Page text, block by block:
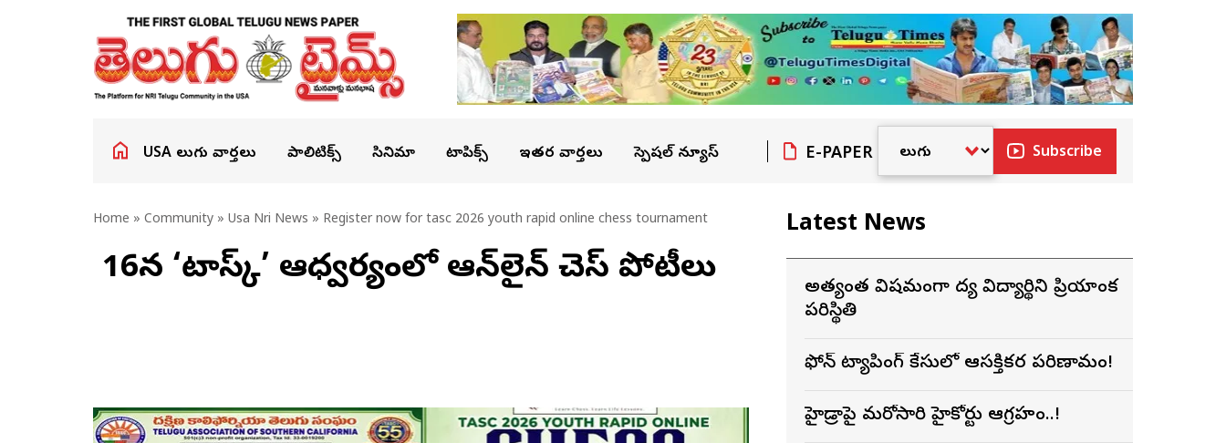
USA తెలుగు వార్తలు పాలిటిక్స్ సినిమా టాపిక్స్ ఇతర వార్తలు స్పెషల్ న్యూస్ E-PAPER Subscribe
Home » Community » Usa Nri News » Register now for tasc 2026 youth rapid online chess tournament
మే 16న ‘టాస్క్’ ఆధ్వర్యంలో ఆన్‌లైన్ చెస్ పోటీలు
Latest News
అత్యంత విషమంగా వైద్య విద్యార్థిని ప్రియాంక
పరిస్థితి
ఫోన్ ట్యాపింగ్ కేసులో ఆసక్తికర పరిణామం!
హైడ్రాపై మరోసారి హైకోర్టు ఆగ్రహం..!